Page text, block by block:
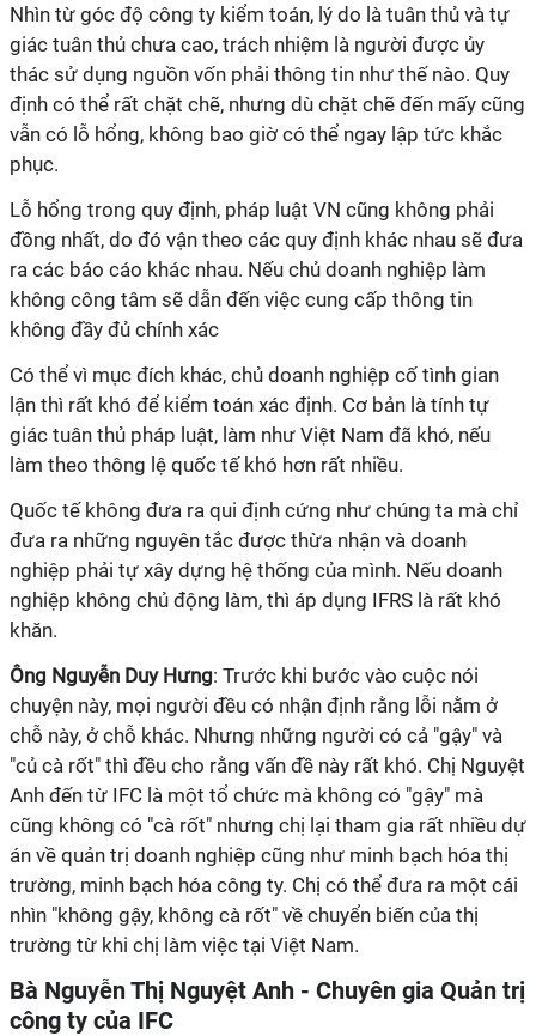
Nhìn từ góc độ công ty kiểm toán, lý do là tuân thủ và tự
giác tuân thủ chưa cao, trách nhiệm là người được ủy
thác sử dụng nguồn vốn phải thông tin như thế nào. Quy
định có thể rất chặt chẽ, nhưng dù chặt chẽ đến mấy cũng
vẫn có lỗ hổng, không bao giờ có thể ngay lập tức khắc
phục.
Lỗ hổng trong quy định, pháp luật VN cũng không phải
đồng nhất, do đó vận theo các quy định khác nhau sẽ đưa
ra các báo cáo khác nhau. Nếu chủ doanh nghiệp làm
không công tâm sẽ dẫn đến việc cung cấp thông tin
không đầy đủ chính xác
Có thể vì mục đích khác, chủ doanh nghiệp cố tình gian
lận thì rất khó để kiểm toán xác định. Cơ bản là tính tự
giác tuân thủ pháp luật, làm như Việt Nam đã khó, nếu
làm theo thông lệ quốc tế khó hơn rất nhiều.
Quốc tế không đưa ra qui định cứng như chúng ta mà chỉ
đưa ra những nguyên tắc được thừa nhận và doanh
nghiệp phải tự xây dựng hệ thống của mình. Nếu doanh
nghiệp không chủ động làm, thì áp dụng IFRS là rất khó
khăn.
Ông Nguyễn Duy Hưng: Trước khi bước vào cuộc nói
chuyện này, mọi người đều có nhận định rằng lỗi nằm ở
chỗ này, ở chỗ khác. Nhưng những người có cả "gậy" và
"củ cà rốt" thì đều cho rằng vấn đề này rất khó. Chị Nguyệt
Anh đến từ IFC là một tổ chức mà không có "gậy" mà
cũng không có "cà rốt" nhưng chị lại tham gia rất nhiều dự
án về quản trị doanh nghiệp cũng như minh bạch hóa thị
trường, minh bạch hóa công ty. Chị có thể đưa ra một cái
nhìn "không gậy, không cà rốt" về chuyển biến của thị
trường từ khi chị làm việc tại Việt Nam.
Bà Nguyễn Thị Nguyệt Anh - Chuyên gia Quản trị
công ty của IFC